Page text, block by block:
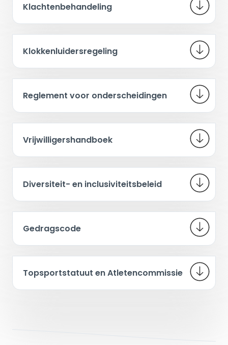
Klachtenbehandeling
Klokkenluidersregeling
Reglement voor onderscheidingen
Vrijwilligershandboek
Diversiteit- en inclusiviteitsbeleid
Gedragscode
Topsportstatuut en Atletencommissie